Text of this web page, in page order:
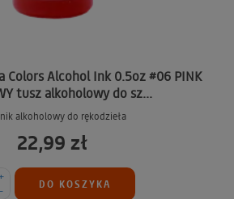
Colors Alcohol Ink 0.5oz #06 PINK
tusz alkoholowy do sz...
alkoholowy do rękodzieła
22,99 zł
- DO KOSZYKA